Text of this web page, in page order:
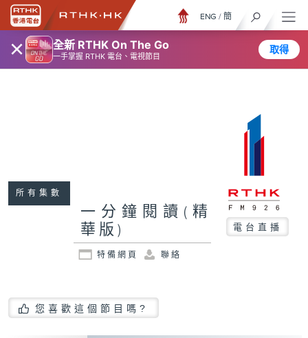
× 全新 RTHK On The Go
一手掌握 RTHK 電台、電視節目
取得
ENG / 簡
所有集數
一分鐘閱讀(精
華版)
電台直播
特備網頁 聯絡
您喜歡這個節目嗎?